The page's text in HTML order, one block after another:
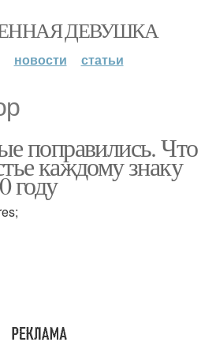
ДЕВУШКА
новости статьи
поправились. Что
каждому знаку
году